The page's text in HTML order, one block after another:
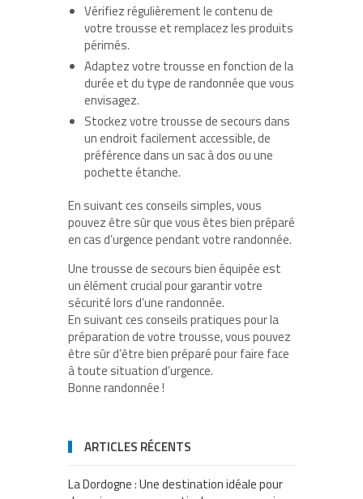
Vérifiez régulièrement le contenu de
votre trousse et remplacez les produits
périmés.
Adaptez votre trousse en fonction de la
durée et du type de randonnée que vous
envisagez.
Stockez votre trousse de secours dans
un endroit facilement accessible, de
préférence dans un sac à dos ou une
pochette étanche.
En suivant ces conseils simples, vous
pouvez être sûr que vous êtes bien préparé
en cas d’urgence pendant votre randonnée.
Une trousse de secours bien équipée est
un élément crucial pour garantir votre
sécurité lors d’une randonnée.
En suivant ces conseils pratiques pour la
préparation de votre trousse, vous pouvez
être sûr d’être bien préparé pour faire face
à toute situation d’urgence.
Bonne randonnée !
ARTICLES RÉCENTS
La Dordogne : Une destination idéale pour